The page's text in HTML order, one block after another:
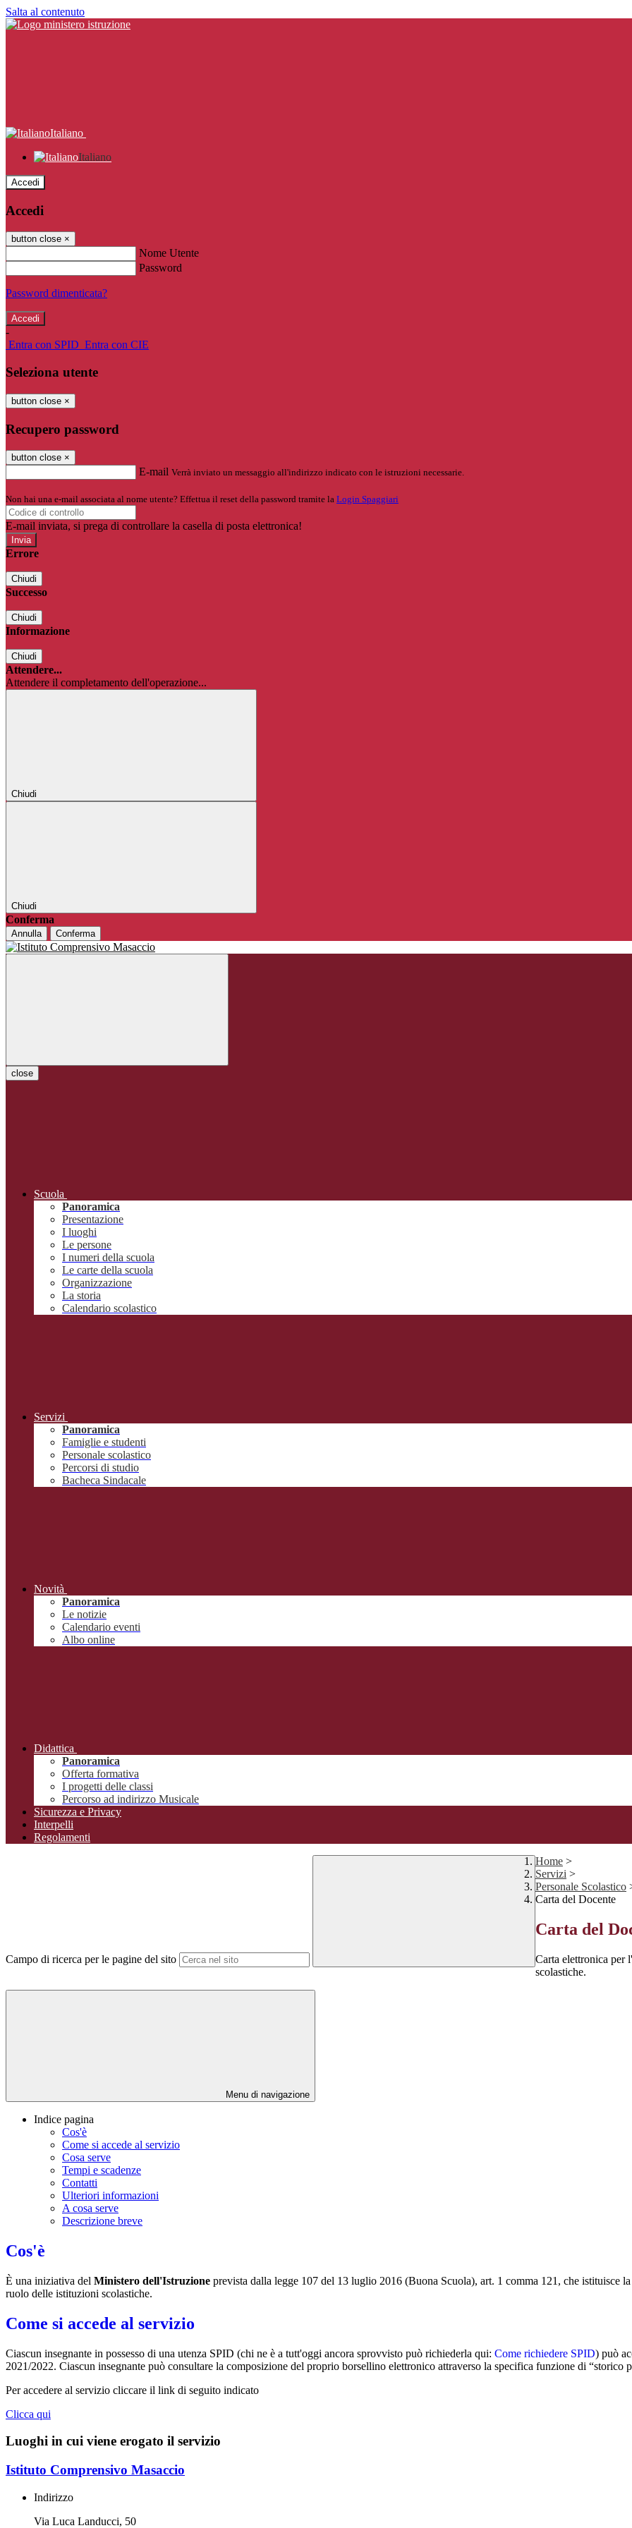
Salta al contenuto
Italiano
Italiano
Accedi
Accedi
button close ×
Nome Utente
Password
Password dimenticata?
-
Entra con SPID Entra con CIE
Seleziona utente
button close ×
Recupero password
button close ×
E-mail Verrà inviato un messaggio all'indirizzo indicato con le istruzioni necessarie.
Non hai una e-mail associata al nome utente? Effettua il reset della password tramite la Login Spaggiari
E-mail inviata, si prega di controllare la casella di posta elettronica!
Errore
Chiudi
Successo
Chiudi
Informazione
Chiudi
Attendere...
Attendere il completamento dell'operazione...
Chiudi
Chiudi
Conferma
Annulla Conferma
close
Scuola
Panoramica
Presentazione
I luoghi
Le persone
I numeri della scuola
Le carte della scuola
Organizzazione
La storia
Calendario scolastico
Servizi
Panoramica
Famiglie e studenti
Personale scolastico
Percorsi di studio
Bacheca Sindacale
Novità
Panoramica
Le notizie
Calendario eventi
Albo online
Didattica
Panoramica
Offerta formativa
I progetti delle classi
Percorso ad indirizzo Musicale
Sicurezza e Privacy
Interpelli
Regolamenti
Campo di ricerca per le pagine del sito
Home >
Servizi >
Personale Scolastico
Carta del Docente
Carta del
Carta elettronica per
scolastiche.
Menu di navigazione
Indice pagina
Cos'è
Come si accede al servizio
Cosa serve
Tempi e scadenze
Contatti
Ulteriori informazioni
A cosa serve
Descrizione breve
Cos'è
È una iniziativa del Ministero dell'Istruzione prevista dalla legge 107 del 13 luglio 2016 (Buona Scuola), art. 1 comma 121, che istituisce
ruolo delle istituzioni scolastiche.
Come si accede al servizio
Ciascun insegnante in possesso di una utenza SPID (chi ne è a tutt'oggi ancora sprovvisto può richiederla qui: Come richiedere SPID) può
2021/2022. Ciascun insegnante può consultare la composizione del proprio borsellino elettronico attraverso la specifica funzione di “storico
Per accedere al servizio cliccare il link di seguito indicato
Clicca qui
Luoghi in cui viene erogato il servizio
Istituto Comprensivo Masaccio
Indirizzo
Via Luca Landucci, 50